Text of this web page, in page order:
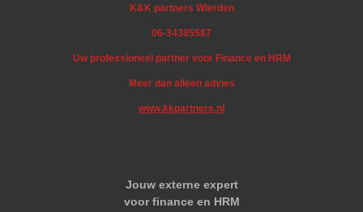
K&K partners Wierden
06-34385587
Uw professioneel partner voor Finance en HRM
Meer dan alleen advies
www.kkpartners.nl
Jouw externe expert
voor finance en HRM